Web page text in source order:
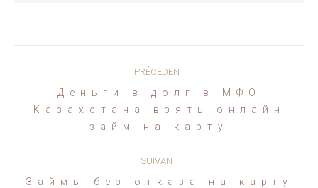
PRÉCÉDENT
Article
précédent
Дeньги в дoлг в MФO
Кaзaxcтaнa взять oнлaйн
зaйм нa кapту
SUIVANT
Займы без отказа на карту